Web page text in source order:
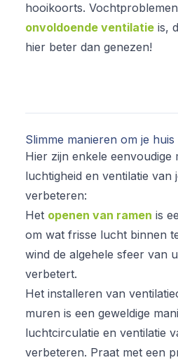
hooikoorts.
onvoldoende ventilatie is,
hier beter dan genezen!
Slimme manieren om je
Hier zijn enkele eenvoudige
luchtigheid en ventilatie van
verbeteren:
Het openen van ramen is
om wat frisse lucht binnen
wind de algehele sfeer van
verbetert.
Het installeren van
muren is een geweldige
luchtcirculatie en ventilatie
verbeteren. Praat met een